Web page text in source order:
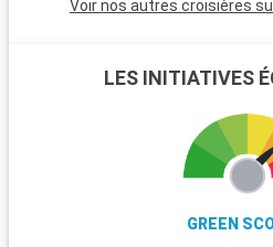
Voir nos autres croisières
LES INITIATIVES
GREEN